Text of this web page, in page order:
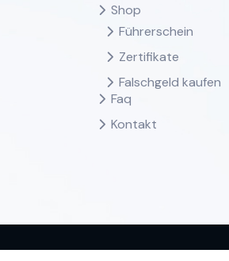
Shop
Führerschein
Zertifikate
Falschgeld kaufen
Faq
Kontakt